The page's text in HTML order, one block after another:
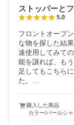
一点だけ残念だ
買い替え前のケ
れだけなのです
方が良いと感じ
耐久性に期待しま
ストッパーと
5.0
フロントオープ
な物を探した結
速使用してみて
能を譲れば、も
足してもこちら
た。
っと取り出せた
トオープン機能
購入した商品
カラー/パールシ